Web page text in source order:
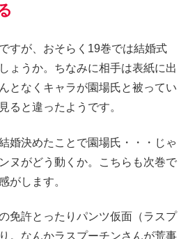
すが、おそらく19巻では結婚式
ょうか。ちなみに相手は表紙に出
となくキャラが園場氏と被ってい
ると違ったようです。
婚決めたことで園場氏・・・じゃ
ヌがどう動くか。こちらも次巻で
がします。
免許とったりパンツ仮面（ラスプ
。なんかラスプーチンさんが荒事